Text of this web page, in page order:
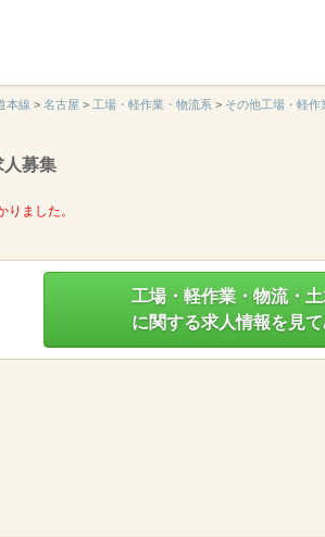
本線 > 名古屋 > 工場・軽作業・物流系 > その他工場・軽作
募集
ました。
工場・軽作業・物流・
に関する求人情報を見